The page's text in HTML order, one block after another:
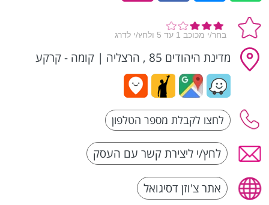
מדינת היהודים 85 , הרצליה | קומה - קרקע
לחץ/י ליצירת קשר עם העסק
אתר צ'וזן דסיגואל